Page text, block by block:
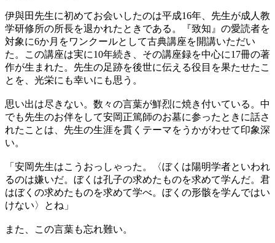
伊與田先生に初めてお会いしたのは平成16年、先生が成人教
学研修所の所長を退かれたときである。『致知』の愛読者を
対象に6か月をワンクールとして古典講座を開講いただい
た。この講座は実に10年続き、その講座録を中心に17冊の著
作が生まれた。先生の足跡を後世に伝える役目を果たせたこ
とを、光栄にも幸いにも思う。
思い出は尽きない。数々の言葉が鮮烈に焼き付いている。中
でも先生のお伴をして安岡正篤師のお墓に参ったときに話さ
れたことは、先生の生涯を貫くテーマをうかがわせて印象深
い。
「安岡先生はこうおっしゃった。〈ぼくは陽明学者といわれ
るのは嫌いだ。ぼくは孔子の求めたものを求めて学んだ。君
はぼくの求めたものを求めて学べ。ぼくの形骸を学んではい
けない〉とね」
また、この言葉も忘れ難い。